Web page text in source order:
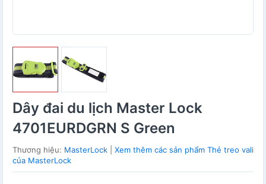
Dây đai du lịch Master Lock
4701EURDGRN S Green
Thương hiệu: MasterLock
Xem thêm các sản phẩm Thẻ treo vali
của MasterLock